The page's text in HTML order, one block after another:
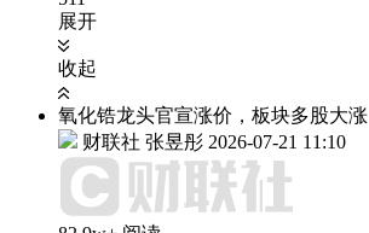
展开
收起
氧化锆龙头官宣涨价，板块多股大涨
财联社 张昱彤 2026-07-21 11:10